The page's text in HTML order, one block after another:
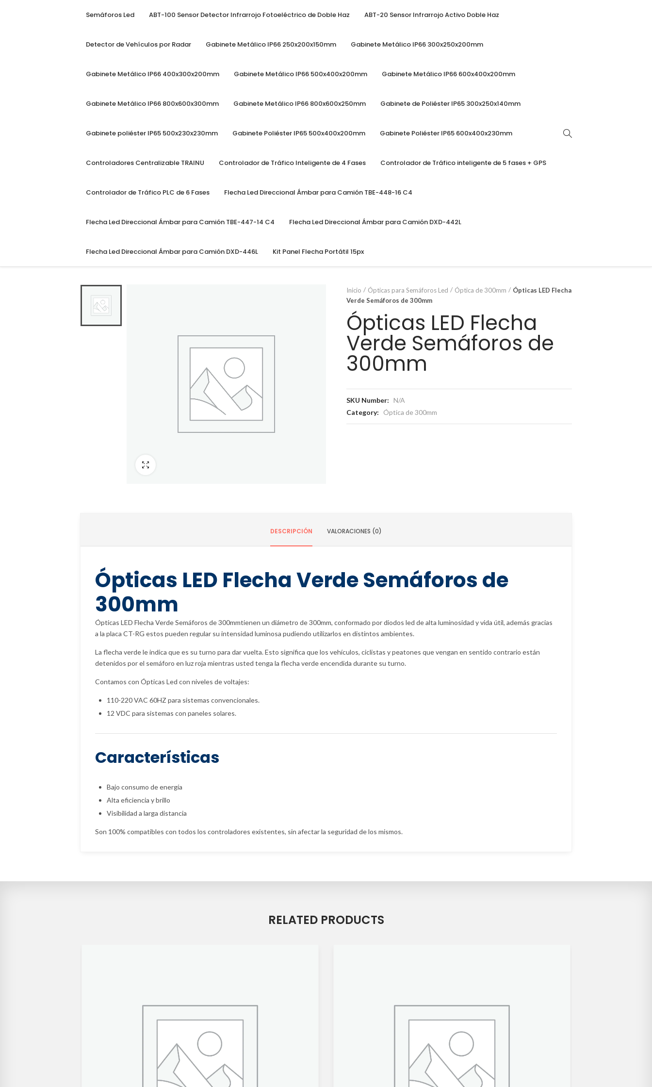
Type anything to search, then press enter or Search Button
Semáforos Led ABT-100 Sensor Detector Infrarrojo Fotoeléctrico de Doble Haz ABT-20 Sensor Infrarrojo Activo Doble Haz
Detector de Vehículos por Radar Gabinete Metálico IP66 250x200x150mm Gabinete Metálico IP66 300x250x200mm
Gabinete Metálico IP66 400x300x200mm Gabinete Metálico IP66 500x400x200mm Gabinete Metálico IP66 600x400x200mm
Gabinete Metálico IP66 800x600x300mm Gabinete Metálico IP66 800x600x250mm Gabinete de Poliéster IP65 300x250x140mm
Gabinete poliéster IP65 500x230x230mm Gabinete Poliéster IP65 500x400x200mm Gabinete Poliéster IP65 600x400x230mm
Controladores Centralizable TRAINU Controlador de Tráfico Inteligente de 4 Fases Controlador de Tráfico inteligente de 5 fases + GPS
Controlador de Tráfico PLC de 6 Fases Flecha Led Direccional Ámbar para Camión TBE-448-16 C4
Flecha Led Direccional Ámbar para Camión TBE-447-14 C4 Flecha Led Direccional Ámbar para Camión DXD-442L
Flecha Led Direccional Ámbar para Camión DXD-446L Kit Panel Flecha Portátil 15px
Inicio Ópticas para Semáforos Led Óptica de 300mm
Ópticas LED Flecha
Verde Semáforos de 300mm
Ópticas LED Flecha
Verde Semáforos de
300mm
SKU Number: N/A
Category:
Óptica de 300mm
DESCRIPCIÓN VALORACIONES (0)
Ópticas LED Flecha Verde Semáforos de
300mm
Ópticas LED Flecha Verde Semáforos de 300mmtienen un diámetro de 300mm, conformado por diodos led de alta luminosidad y vida útil, además gracias
a la placa CT-RG estos pueden regular su intensidad luminosa pudiendo utilizarlos en distintos ambientes.
La flecha verde le indica que es su turno para dar vuelta. Esto significa que los vehículos, ciclistas y peatones que vengan en sentido contrario están
detenidos por el semáforo en luz roja mientras usted tenga la flecha verde encendida durante su turno.
Contamos con Ópticas Led con niveles de voltajes:
110-220 VAC 60HZ para sistemas convencionales.
12 VDC para sistemas con paneles solares.
Características
Bajo consumo de energía
Alta eficiencia y brillo
Visibilidad a larga distancia
Son 100% compatibles con todos los controladores existentes, sin afectar la seguridad de los mismos.
RELATED PRODUCTS